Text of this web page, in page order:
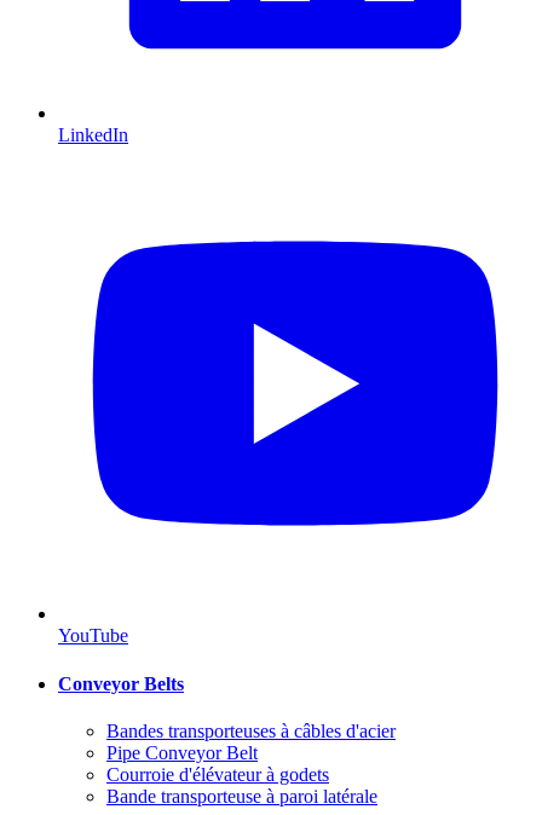
LinkedIn
YouTube
Conveyor Belts
Bandes transporteuses à câbles d'acier
Pipe Conveyor Belt
Courroie d'élévateur à godets
Bande transporteuse à paroi latérale